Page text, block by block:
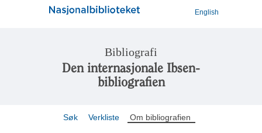
English
Bibliografi
Den internasjonale Ibsen-
bibliografien
Søk Verkliste Om bibliografien